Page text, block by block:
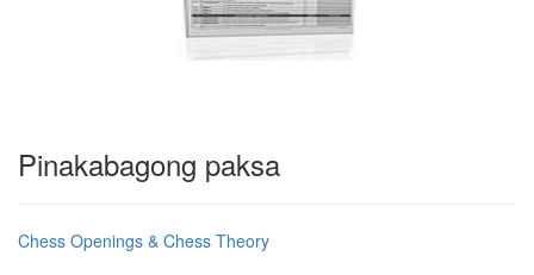
Pinakabagong paksa
Chess Openings & Chess Theory